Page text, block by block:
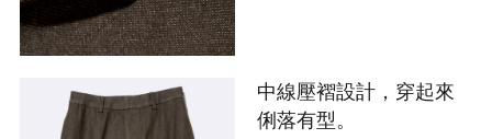
中線壓褶設計，穿起來
俐落有型。